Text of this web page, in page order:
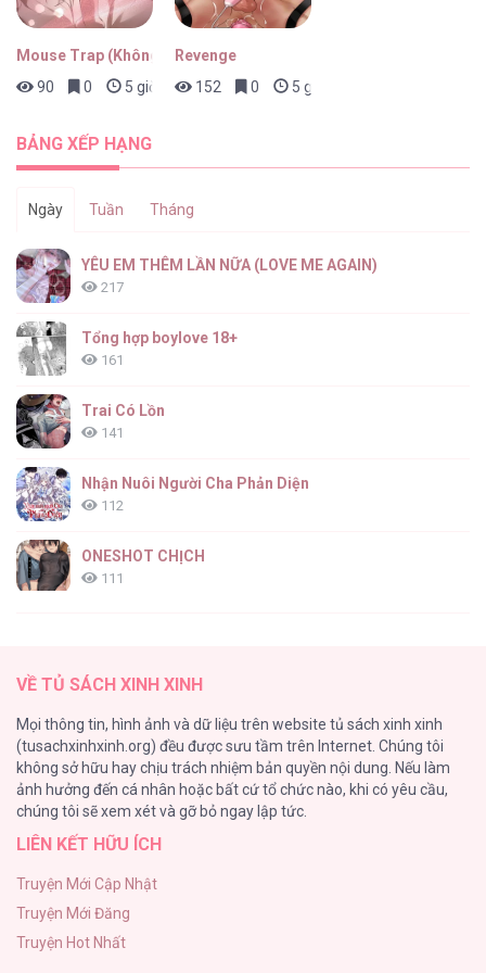
Mouse Trap (Không Che)
90
0 5 giờ trước
Revenge
152
0 5 giờ trước
BẢNG XẾP HẠNG
Ngày Tuần Tháng
YÊU EM THÊM LẦN NỮA (LOVE ME AGAIN)
217
Tổng hợp boylove 18+
161
Trai Có Lồn
141
Nhận Nuôi Người Cha Phản Diện
112
ONESHOT CHỊCH
111
98
TUYỂN TẬP: TRAI CÓ LỒN
92
Kiếp Này Ta Sẽ Trở Thành Gia Chủ
Vết Tích Của Ánh Dương
89
VỀ TỦ SÁCH XINH XINH
Mọi thông tin, hình ảnh và dữ liệu trên website tủ sách xinh xinh
(tusachxinhxinh.org) đều được sưu tầm trên Internet. Chúng tôi
không sở hữu hay chịu trách nhiệm bản quyền nội dung. Nếu làm
ảnh hưởng đến cá nhân hoặc bất cứ tổ chức nào, khi có yêu cầu,
chúng tôi sẽ xem xét và gỡ bỏ ngay lập tức.
LIÊN KẾT HỮU ÍCH
Truyện Mới Cập Nhật
Truyện Mới Đăng
Truyện Hot Nhất